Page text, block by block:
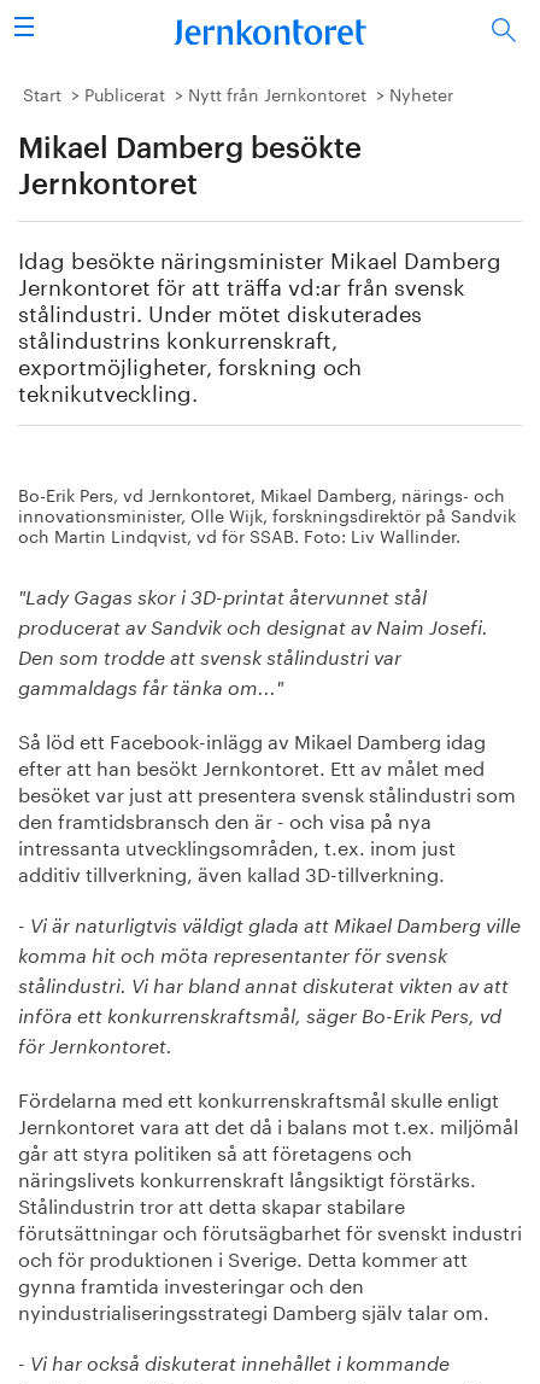
Sök
Stålindustrin
Vision 2050
Energi/miljö
Vi tycker
Publicerat
Om oss
Start Publicerat Nytt från Jernkontoret Nyheter
Mikael Damberg besökte
Jernkontoret
Idag besökte näringsminister Mikael Damberg
Jernkontoret för att träffa vd:ar från svensk
stålindustri. Under mötet diskuterades
stålindustrins konkurrenskraft,
exportmöjligheter, forskning och
teknikutveckling.
Bo-Erik Pers, vd Jernkontoret, Mikael Damberg, närings- och
innovationsminister, Olle Wijk, forskningsdirektör på Sandvik
och Martin Lindqvist, vd för SSAB. Foto: Liv Wallinder.
"Lady Gagas skor i 3D-printat återvunnet stål
producerat av Sandvik och designat av Naim Josefi.
Den som trodde att svensk stålindustri var
gammaldags får tänka om..."
Så löd ett Facebook-inlägg av Mikael Damberg idag
efter att han besökt Jernkontoret. Ett av målet med
besöket var just att presentera svensk stålindustri som
den framtidsbransch den är - och visa på nya
intressanta utvecklingsområden, t.ex. inom just
additiv tillverkning, även kallad 3D-tillverkning.
- Vi är naturligtvis väldigt glada att Mikael Damberg ville
komma hit och möta representanter för svensk
stålindustri. Vi har bland annat diskuterat vikten av att
införa ett konkurrenskraftsmål, säger Bo-Erik Pers, vd
för Jernkontoret.
Fördelarna med ett konkurrenskraftsmål skulle enligt
Jernkontoret vara att det då i balans mot t.ex. miljömål
går att styra politiken så att företagens och
näringslivets konkurrenskraft långsiktigt förstärks.
Stålindustrin tror att detta skapar stabilare
förutsättningar och förutsägbarhet för svenskt industri
och för produktionen i Sverige. Detta kommer att
gynna framtida investeringar och den
nyindustrialiseringsstrategi Damberg själv talar om.
- Vi har också diskuterat innehållet i kommande